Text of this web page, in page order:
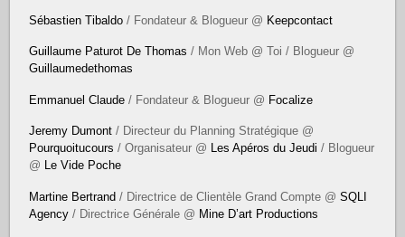
Sébastien Tibaldo / Fondateur & Blogueur @ Keepcontact
Guillaume Paturot De Thomas / Mon Web @ Toi / Blogueur @
Guillaumedethomas
Emmanuel Claude / Fondateur & Blogueur @ Focalize
Jeremy Dumont / Directeur du Planning Stratégique @
Pourquoitucours / Organisateur @ Les Apéros du Jeudi / Blogueur
@ Le Vide Poche
Martine Bertrand / Directrice de Clientèle Grand Compte @SQLI
Agency / Directrice Générale @ Mine D’art Productions